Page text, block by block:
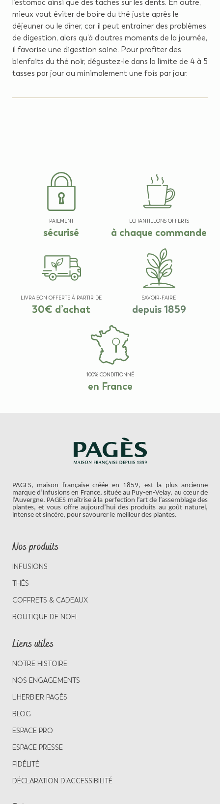
l’estomac ainsi que des taches sur les dents. En outre,
mieux vaut éviter de boire du thé juste après le
déjeuner ou le dîner, car il peut entrainer des problèmes
de digestion, alors qu’à d’autres moments de la journée,
il favorise une digestion saine. Pour profiter des
bienfaits du thé noir, dégustez-le dans la limite de 4 à 5
tasses par jour ou minimalement une fois par jour.
PAIEMENT
sécurisé
ECHANTILLONS OFFERTS
à chaque commande
LIVRAISON OFFERTE À PARTIR DE
30€ d’achat
SAVOIR-FAIRE
depuis 1859
100% CONDITIONNÉ
en France
PAGES, maison française créée en 1859, est la plus ancienne
marque d’infusions en France, située au Puy-en-Velay, au cœur de
l’Auvergne. PAGES maîtrise à la perfection l’art de l’assemblage des
plantes, et vous offre aujourd’hui des produits au goût naturel,
intense et sincère, pour savourer le meilleur des plantes.
Nos produits
INFUSIONS
THÉS
COFFRETS & CADEAUX
BOUTIQUE DE NOEL
Liens utiles
NOTRE HISTOIRE
NOS ENGAGEMENTS
L’HERBIER PAGÈS
BLOG
ESPACE PRO
ESPACE PRESSE
FIDÉLITÉ
DÉCLARATION D'ACCESSIBILITÉ